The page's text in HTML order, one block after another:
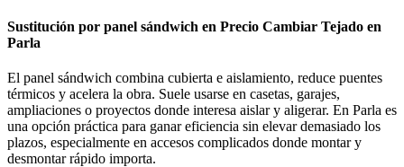
Sustitución por panel sándwich en Precio Cambiar Tejado en
Parla
El panel sándwich combina cubierta e aislamiento, reduce puentes
térmicos y acelera la obra. Suele usarse en casetas, garajes,
ampliaciones o proyectos donde interesa aislar y aligerar. En Parla es
una opción práctica para ganar eficiencia sin elevar demasiado los
plazos, especialmente en accesos complicados donde montar y
desmontar rápido importa.